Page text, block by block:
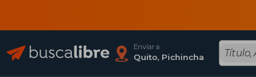
Enviar a
Quito, Pichincha